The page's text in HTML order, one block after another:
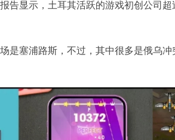
告显示，土耳其活跃的游戏初创公司
是塞浦路斯，不过，其中很多是俄乌